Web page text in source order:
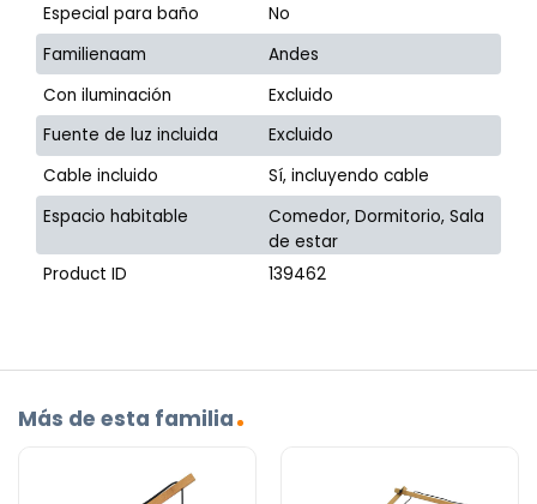
Especial para baño
No
Familienaam
Andes
Con iluminación
Excluido
Fuente de luz incluida
Excluido
Cable incluido
Sí, incluyendo cable
Espacio habitable
Comedor, Dormitorio, Sala
de estar
Product ID
139462
Más de esta familia